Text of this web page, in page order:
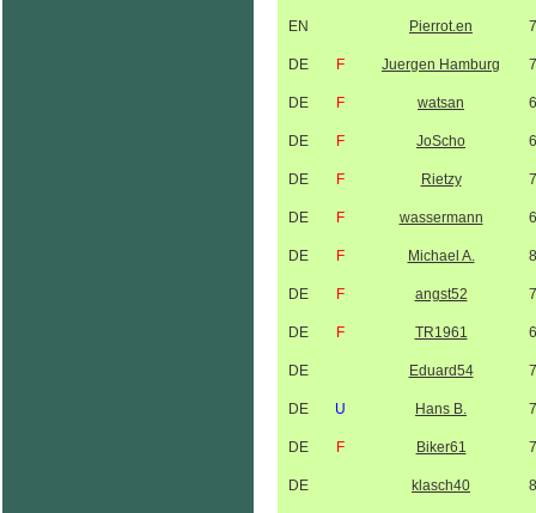
EN Pierrot.en
DE F Juergen Hamburg
DE F watsan
DE F JoScho
DE F Rietzy
DE F wassermann
DE F Michael A.
DE F angst52
DE F TR1961
DE Eduard54
DE U Hans B.
DE F Biker61
DE klasch40